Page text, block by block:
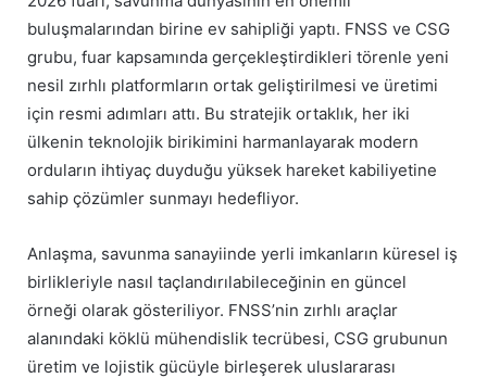
buluşmalarından birine ev sahipliği yaptı. FNSS ve CSG
grubu, fuar kapsamında gerçekleştirdikleri törenle yeni
nesil zırhlı platformların ortak geliştirilmesi ve üretimi
için resmi adımları attı. Bu stratejik ortaklık, her iki
ülkenin teknolojik birikimini harmanlayarak modern
orduların ihtiyaç duyduğu yüksek hareket kabiliyetine
sahip çözümler sunmayı hedefliyor.
Anlaşma, savunma sanayiinde yerli imkanların küresel iş
birlikleriyle nasıl taçlandırılabileceğinin en güncel
örneği olarak gösteriliyor. FNSS’nin zırhlı araçlar
alanındaki köklü mühendislik tecrübesi, CSG grubunun
üretim ve lojistik gücüyle birleşerek uluslararası